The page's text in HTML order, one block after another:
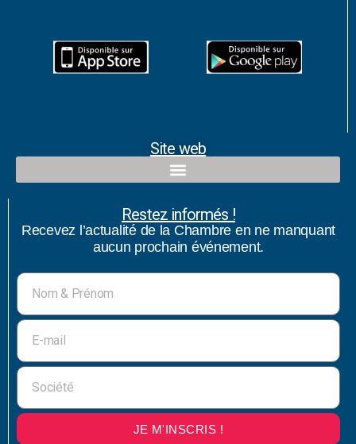
Site web
Restez informés !
Recevez l’actualité de la Chambre en ne manquant
aucun prochain événement.
JE M'INSCRIS !